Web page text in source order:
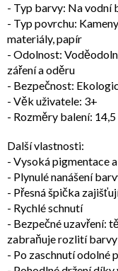
- Typ barvy: Na vodní
- Typ povrchu:
materiály, papír
- Odolnost:
záření a oděru
- Bezpečnost:
- Věk uživatele: 3+
- Rozměry balení: 14,5
Další vlastnosti:
- Vysoká pigmentace
- Plynulé nanášení
- Přesná špička
- Rychlé schnutí
- Bezpečné uzavření:
zabraňuje rozlití barvy
- Po zaschnutí odolné